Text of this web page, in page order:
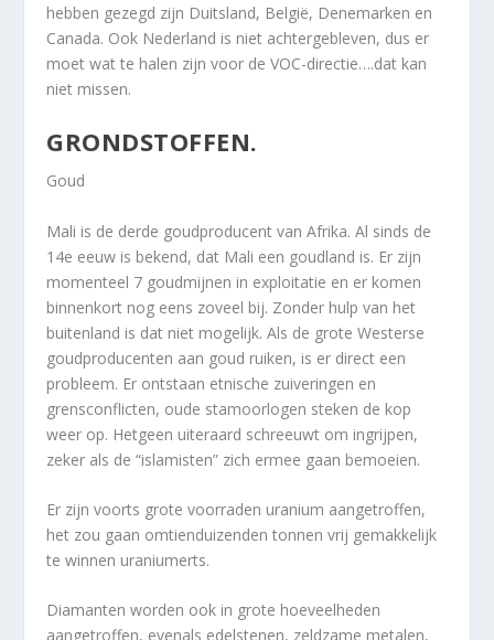
hebben gezegd zijn Duitsland, België, Denemarken en
Canada. Ook Nederland is niet achtergebleven, dus er
moet wat te halen zijn voor de VOC-directie….dat kan
niet missen.
GRONDSTOFFEN.
Goud
Mali is de derde goudproducent van Afrika. Al sinds de
14e eeuw is bekend, dat Mali een goudland is. Er zijn
momenteel 7 goudmijnen in exploitatie en er komen
binnenkort nog eens zoveel bij. Zonder hulp van het
buitenland is dat niet mogelijk. Als de grote Westerse
goudproducenten aan goud ruiken, is er direct een
probleem. Er ontstaan etnische zuiveringen en
grensconflicten, oude stamoorlogen steken de kop
weer op. Hetgeen uiteraard schreeuwt om ingrijpen,
zeker als de “islamisten” zich ermee gaan bemoeien.
Er zijn voorts grote voorraden uranium aangetroffen,
het zou gaan omtienduizenden tonnen vrij gemakkelijk
te winnen uraniumerts.
Diamanten worden ook in grote hoeveelheden
aangetroffen, evenals edelstenen, zeldzame metalen,